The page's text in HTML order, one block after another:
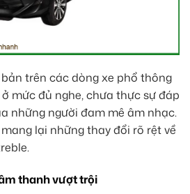
trên các dòng xe phổ thông
mức đủ nghe, chưa thực sự đáp
những người đam mê âm nhạc.
lại những thay đổi rõ rệt về
thanh vượt trội